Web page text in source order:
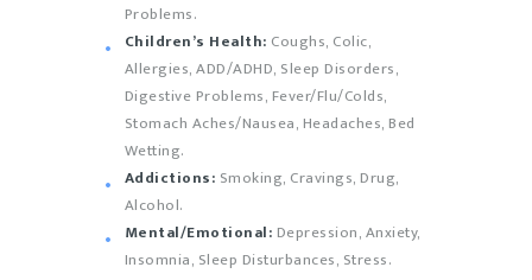
Problems.
Children’s Health: Coughs, Colic,
Allergies, ADD/ADHD, Sleep Disorders,
Digestive Problems, Fever/Flu/Colds,
Stomach Aches/Nausea, Headaches, Bed
Wetting.
Addictions: Smoking, Cravings, Drug,
Alcohol.
Mental/Emotional: Depression, Anxiety,
Insomnia, Sleep Disturbances, Stress.